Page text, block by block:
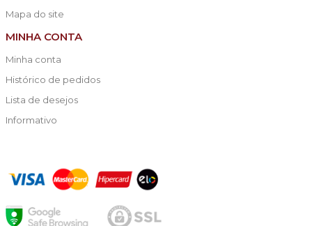
Mapa do site
MINHA CONTA
Minha conta
Histórico de pedidos
Lista de desejos
Informativo